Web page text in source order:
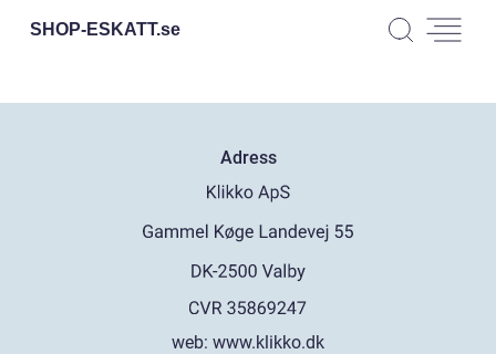
SHOP-ESKATT.se
Adress
web: www.klikko.dk